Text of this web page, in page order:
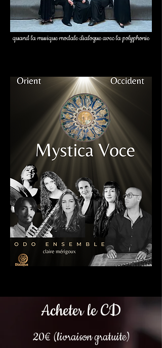
quand lamusiquemodale dialogue avec la polyphonie
Acheter le CD
20€(livraison gratuite)